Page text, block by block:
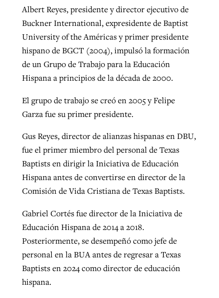
Albert Reyes, presidente y director ejecutivo de
Buckner International, expresidente de Baptist
University of the Américas y primer presidente
hispano de BGCT (2004), impulsó la formación
de un Grupo de Trabajo para la Educación
Hispana a principios de la década de 2000.
El grupo de trabajo se creó en 2005 y Felipe
Garza fue su primer presidente.
Gus Reyes, director de alianzas hispanas en DBU,
fue el primer miembro del personal de Texas
Baptists en dirigir la Iniciativa de Educación
Hispana antes de convertirse en director de la
Comisión de Vida Cristiana de Texas Baptists.
Gabriel Cortés fue director de la Iniciativa de
Educación Hispana de 2014 a 2018.
Posteriormente, se desempeñó como jefe de
personal en la BUA antes de regresar a Texas
Baptists en 2024 como director de educación
hispana.